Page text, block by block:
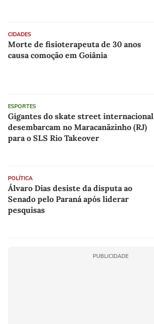
CIDADES
Morte de fisioterapeuta de 30 anos
causa comoção em Goiânia
ESPORTES
Gigantes do skate street internacional
desembarcam no Maracanãzinho (RJ)
para o SLS Rio Takeover
POLÍTICA
Álvaro Dias desiste da disputa ao
Senado pelo Paraná após liderar
pesquisas
PUBLICIDADE